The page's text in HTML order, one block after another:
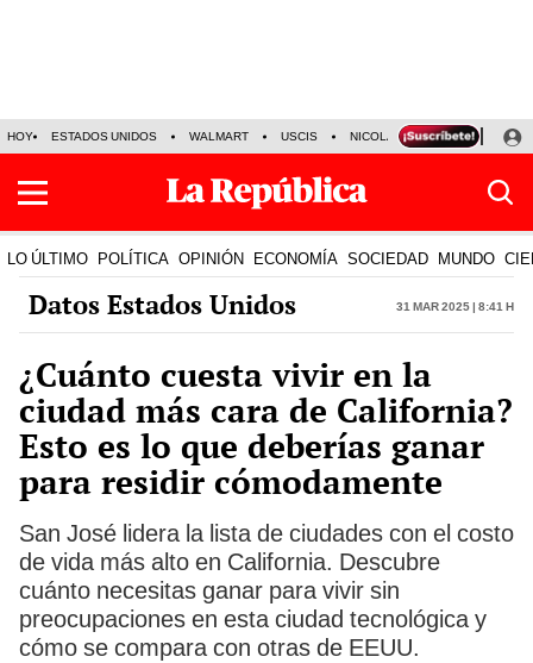
HOY ESTADOS UNIDOS WALMART USCIS NICOLÁS MADURO P-8
LO ÚLTIMO POLÍTICA OPINIÓN ECONOMÍA SOCIEDAD MUNDO
Datos Estados Unidos 31 Mar 2025 | 8:41 h
¿Cuánto cuesta vivir en la
ciudad más cara de California?
Esto es lo que deberías ganar
para residir cómodamente
San José lidera la lista de ciudades con el costo
de vida más alto en California. Descubre
cuánto necesitas ganar para vivir sin
preocupaciones en esta ciudad tecnológica y
cómo se compara con otras de EEUU.